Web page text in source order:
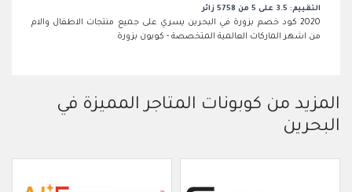
التقييم: 3.5 على 5 من 5758 زائر
2020 كود خصم بزورة في البحرين يسري على جميع منتجات الاطفال والام
من اشهر الماركات العالمية المتخصصة - كوبون بزورة
المزيد من كوبونات المتاجر المميزة في
البحرين